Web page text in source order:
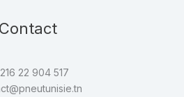
Contact
22 904 517